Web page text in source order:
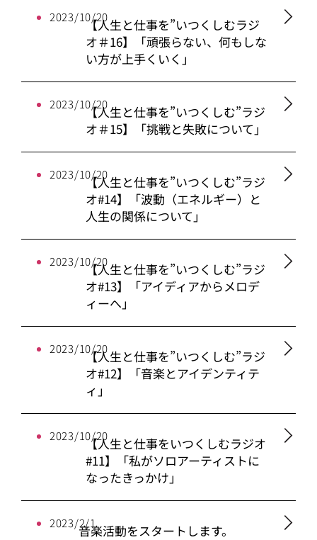
2023/10/20【人生と仕事を”いつくしむラジ
オ＃16】「頑張らない、何もしな
い方が上手くいく」
2023/10/20【人生と仕事を”いつくしむ”ラジ
オ＃15】「挑戦と失敗について」
2023/10/20【人生と仕事を”いつくしむ”ラジ
オ#14】「波動（エネルギー）と
人生の関係について」
2023/10/20【人生と仕事を”いつくしむ”ラジ
オ#13】「アイディアからメロデ
ィーへ」
2023/10/20【人生と仕事を”いつくしむ”ラジ
オ#12】「音楽とアイデンティテ
ィ」
2023/10/20【人生と仕事をいつくしむラジオ
#11】「私がソロアーティストに
なったきっかけ」
2023/2/1音楽活動をスタートします。